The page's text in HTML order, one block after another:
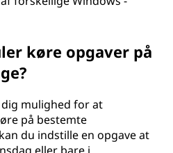
køre opgaver på
dig mulighed for at
på bestemte
du indstille en opgave at